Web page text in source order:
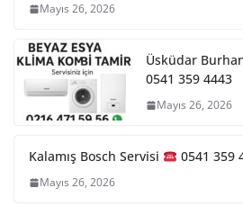
Mayıs 26, 2026
Üsküdar
0541 359 4443
Mayıs 26, 2026
Kalamış Bosch Servisi 0541 359
Mayıs 26, 2026